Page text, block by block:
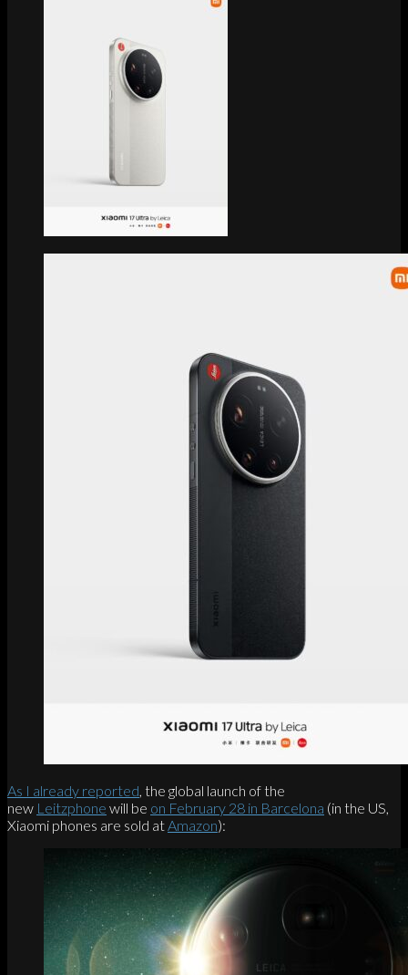
As I already reported , the global launch of the
new Leitzphone will be on February 28 in Barcelona (in the US,
Xiaomi phones are sold at Amazon):